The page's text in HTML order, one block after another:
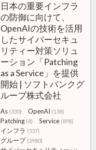
日本の重要インフラ
の防御に向けて、
OpenAIの技術を活用
したサイバーセキュ
リティー対策ソリュ
ーション「Patching
as a Service」を提供
開始 | ソフトバンクグ
ループ株式会社
As (330) OpenAI (138)
Patching (8) Service (898)
インフラ (537)
グループ (2980)